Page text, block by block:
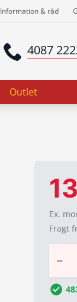
Information & råd
4087
Outlet
Ex.
Fragt
−